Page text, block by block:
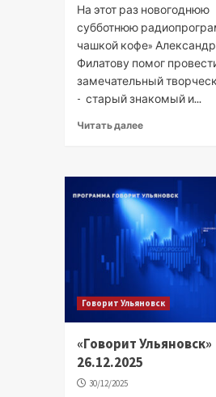
На этот раз новогоднюю
субботнюю
чашкой кофе»
Филатову помог
замечательный
- старый знакомый и...
Читать далее
Говорит Ульяновск
«Говорит Ульяновск»
26.12.2025
30/12/2025